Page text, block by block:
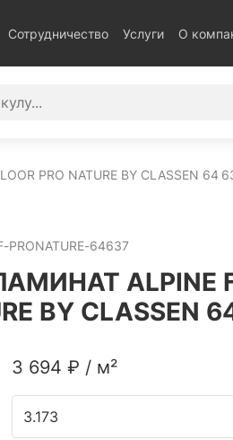
Сотрудничество Услуги О
PRO NATURE BY CLASSEN 64
PRONATURE-64637
ALPINE
BY CLASSEN
3 694 ₽ / м²